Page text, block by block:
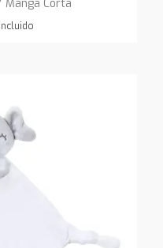
Manga Corta